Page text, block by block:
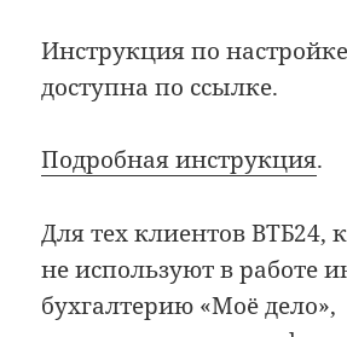
Инструкция по
доступна по ссылке.
Подробная инструкция.
Для тех клиентов ВТБ24,
не используют в работе
бухгалтерию «Моё дело»,